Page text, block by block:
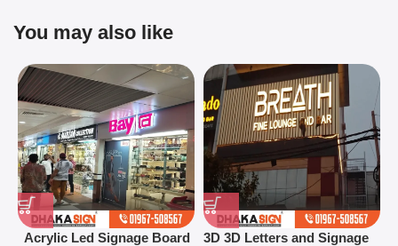
You may also like
Acrylic Led Signage Board
3D 3D Letters and Signage